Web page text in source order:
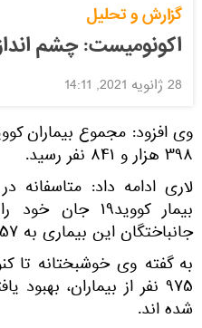
گزارش و تحلیل
اکونومیست: چشم انداز
28 ژانویه 2021, 14:11
۳۹۸ هزار و ۸۴۱ نفر رسید.
بیمار کووید۱۹
جانباختگان این بیماری به ۵۷ هزار و ۷۳۶ نفر رسید.
۹۷۵ نفر از بیماران،
شده اند.